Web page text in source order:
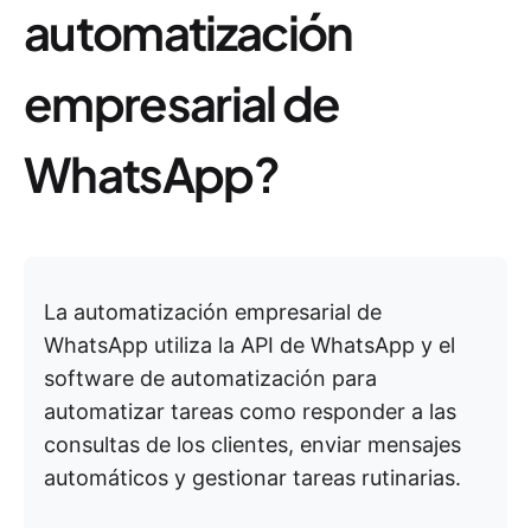
automatización
empresarial de
WhatsApp?
La automatización empresarial de
WhatsApp utiliza la API de WhatsApp y el
software de automatización para
automatizar tareas como responder a las
consultas de los clientes, enviar mensajes
automáticos y gestionar tareas rutinarias.